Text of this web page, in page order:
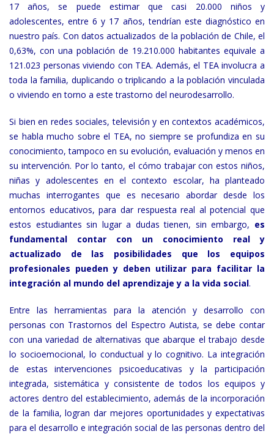
17 años, se puede estimar que casi 20.000 niños y
adolescentes, entre 6 y 17 años, tendrían este diagnóstico en
nuestro país. Con datos actualizados de la población de Chile, el
0,63%, con una población de 19.210.000 habitantes equivale a
121.023 personas viviendo con TEA. Además, el TEA involucra a
toda la familia, duplicando o triplicando a la población vinculada
o viviendo en torno a este trastorno del neurodesarrollo.
Si bien en redes sociales, televisión y en contextos académicos,
se habla mucho sobre el TEA, no siempre se profundiza en su
conocimiento, tampoco en su evolución, evaluación y menos en
su intervención. Por lo tanto, el cómo trabajar con estos niños,
niñas y adolescentes en el contexto escolar, ha planteado
muchas interrogantes que es necesario abordar desde los
entornos educativos, para dar respuesta real al potencial que
estos estudiantes sin lugar a dudas tienen, sin embargo, es
fundamental contar con un conocimiento real y
actualizado de las posibilidades que los equipos
profesionales pueden y deben utilizar para facilitar la
integración al mundo del aprendizaje y a la vida social.
Entre las herramientas para la atención y desarrollo con
personas con Trastornos del Espectro Autista, se debe contar
con una variedad de alternativas que abarque el trabajo desde
lo socioemocional, lo conductual y lo cognitivo. La integración
de estas intervenciones psicoeducativas y la participación
integrada, sistemática y consistente de todos los equipos y
actores dentro del establecimiento, además de la incorporación
de la familia, logran dar mejores oportunidades y expectativas
para el desarrollo e integración social de las personas dentro del